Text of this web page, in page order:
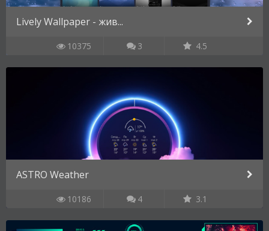
Lively Wallpaper - жив...
10375 3 4.5
ASTRO Weather
10186 4 3.1